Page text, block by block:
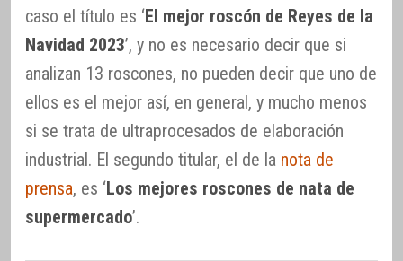
caso el título es ‘El mejor roscón de Reyes de la
Navidad 2023’, y no es necesario decir que si
analizan 13 roscones, no pueden decir que uno de
ellos es el mejor así, en general, y mucho menos
si se trata de ultraprocesados de elaboración
industrial. El segundo titular, el de la nota de
prensa, es ‘Los mejores roscones de nata de
supermercado’.